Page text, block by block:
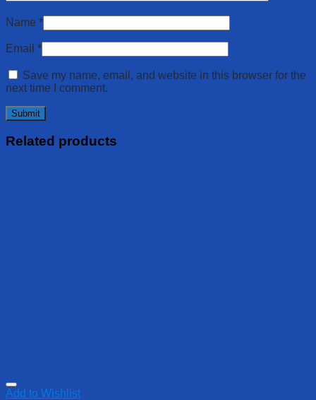
Name *
Email *
Save my name, email, and website in this browser for the
next time I comment.
Related products
Add to Wishlist